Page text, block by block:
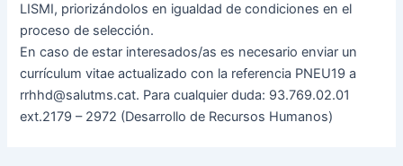
LISMI, priorizándolos en igualdad de condiciones en el
proceso de selección.
En caso de estar interesados/as es necesario enviar un
currículum vitae actualizado con la referencia PNEU19 a
rrhhd@salutms.cat. Para cualquier duda: 93.769.02.01
ext.2179 – 2972 (Desarrollo de Recursos Humanos)